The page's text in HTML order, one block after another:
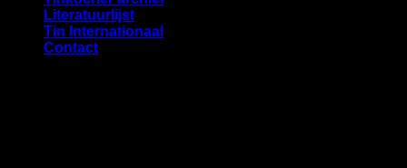
Literatuurlijst
Tin Internationaal
Contact